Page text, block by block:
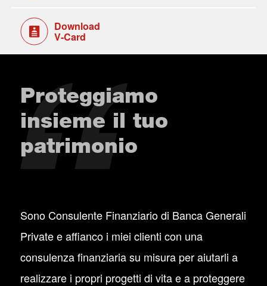
Download
V-Card
Proteggiamo
insieme il tuo
patrimonio
Sono Consulente Finanziario di Banca Generali
Private e affianco i miei clienti con una
consulenza finanziaria su misura per aiutarli a
realizzare i propri progetti di vita e a proteggere